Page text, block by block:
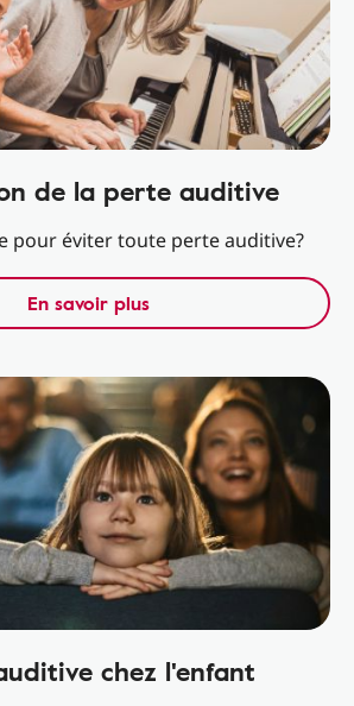
de la perte auditive
pour éviter toute perte auditive?
En savoir plus
chez l'enfant